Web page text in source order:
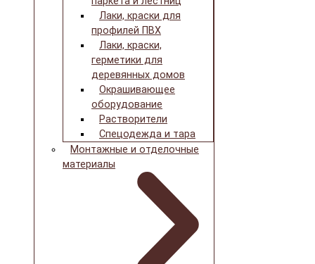
Лаки, краски для
профилей ПВХ
Лаки, краски,
герметики для
деревянных домов
Окрашивающее
оборудование
Растворители
Спецодежда и тара
Монтажные и отделочные
материалы